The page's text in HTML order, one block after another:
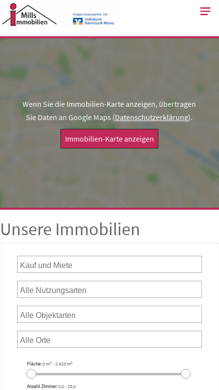
Skip
to
Wenn Sie die Immobilien-Karte anzeigen, übertragen
Sie Daten an Google Maps (Datenschutzerklärung).
Immobilien-Karte anzeigen
Unsere Immobilien
Fläche:0 m²-2.420 m²
Anzahl Zimmer:0,0-25,0